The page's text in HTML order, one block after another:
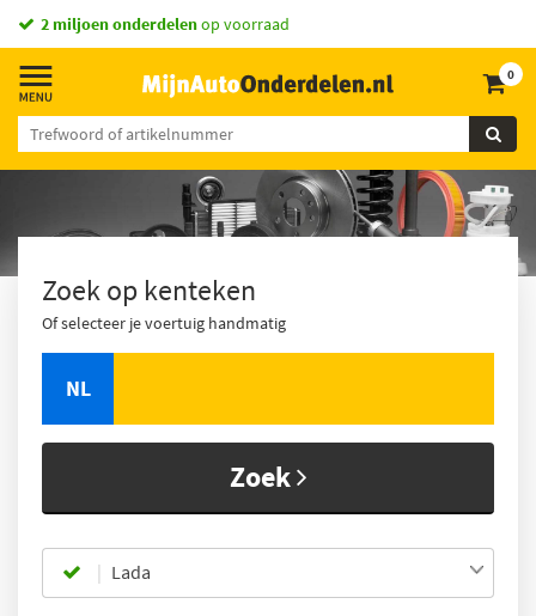
vandaag besteld,morgen in huis *
2 miljoen onderdelenop voorraad
0
Zoek op kenteken
Of selecteer je voertuig handmatig
NL
Zoek
Lada